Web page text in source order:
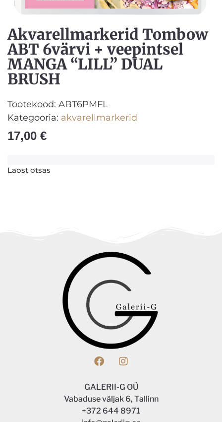
Akvarellmarkerid Tombow
ABT 6värvi + veepintsel
MANGA “LILL” DUAL
BRUSH
Tootekood: ABT6PMFL
Kategooria: akvarellmarkerid
17,00 €
Laost otsas
GALERII-G OÜ
Vabaduse väljak 6, Tallinn
+372 644 8971